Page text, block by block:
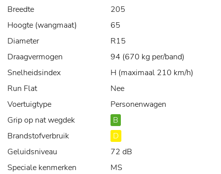
Breedte
205
Hoogte (wangmaat)
65
Diameter
R15
Draagvermogen
94 (670 kg per/band)
Snelheidsindex
H (maximaal 210 km/h)
Run Flat
Nee
Voertuigtype
Personenwagen
Grip op nat wegdek
B
Brandstofverbruik
D
Geluidsniveau
72 dB
Speciale kenmerken
MS